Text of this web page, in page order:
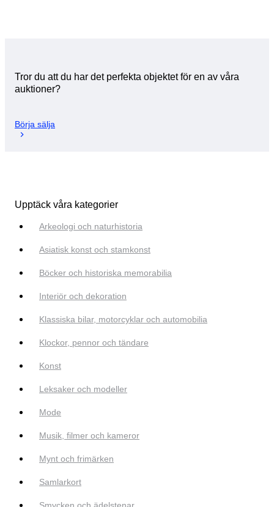
Tror du att du har det perfekta objektet för en av våra
auktioner?
Börja sälja
Upptäck våra kategorier
Arkeologi och naturhistoria
Asiatisk konst och stamkonst
Böcker och historiska memorabilia
Interiör och dekoration
Klassiska bilar, motorcyklar och automobilia
Klockor, pennor och tändare
Konst
Leksaker och modeller
Mode
Musik, filmer och kameror
Mynt och frimärken
Samlarkort